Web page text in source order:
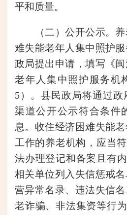
平和质量。
（二）公开公示。养
难失能老年人集中照护
政局提出申请，填写《
老年人集中照护服务机
5）。县民政局将通过
渠道公开公示符合条件
息。收住经济困难失能
工作的养老机构，应当
法办理登记和备案且有
相关单位列入失信惩戒
营异常名录、违法失信
老诈骗、非法集资等行